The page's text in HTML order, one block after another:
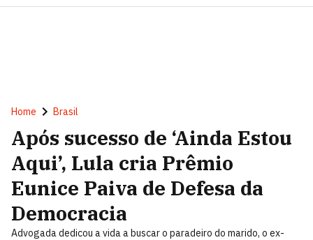
Home Brasil
Após sucesso de ‘Ainda Estou
Aqui’, Lula cria Prêmio
Eunice Paiva de Defesa da
Democracia
Advogada dedicou a vida a buscar o paradeiro do marido, o ex-